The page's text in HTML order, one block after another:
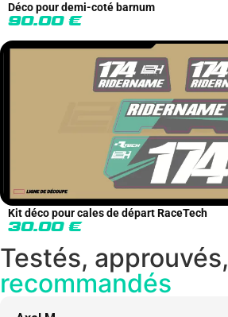
Déco pour demi-coté barnum
90.00 €
Kit déco pour cales de départ RaceTech
30.00 €
Testés, approuvés,
recommandés